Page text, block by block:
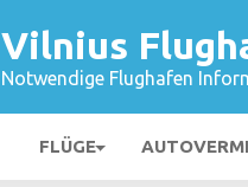
Vilnius
Notwendige Flughafen
FLÜGE